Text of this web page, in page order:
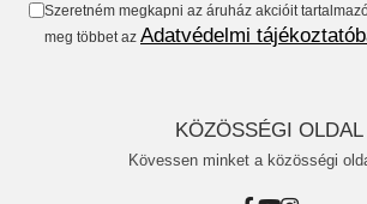
Szeretném megkapni az áruház akcióit
meg többet az Adatvédelmi
KÖZÖSSÉGI OLDAL
Kövessen minket a közösségi